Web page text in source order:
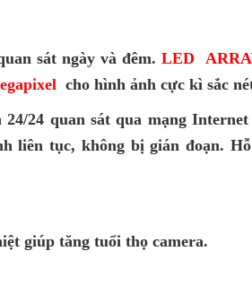
sát ngày và đêm.LED
cho hình ảnh cực kì sắc
24 quan sát qua mạng
liên tục, không bị gián đoạn.
giúp tăng tuổi thọ camera.